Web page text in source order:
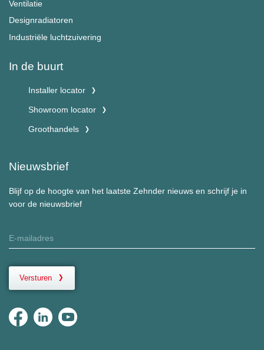
Ventilatie
Designradiatoren
Industriële luchtzuivering
In de buurt
Installer locator
Showroom locator
Groothandels
Nieuwsbrief
Blijf op de hoogte van het laatste Zehnder nieuws en schrijf je in
voor de nieuwsbrief
Versturen